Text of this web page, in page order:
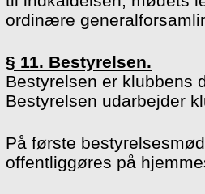
ordinære
§ 11. Bestyrelsen.
Bestyrelsen er klubbens
Bestyrelsen udarbejder
På første
offentliggøres på